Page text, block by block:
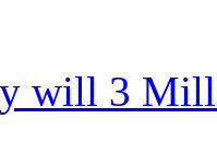
will 3